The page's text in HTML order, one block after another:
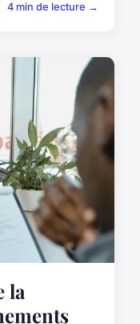
4 min de lecture →
la